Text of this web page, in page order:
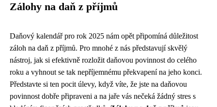
Zálohy na daň z příjmů
Daňový kalendář pro rok 2025 nám opět připomíná důležitost
záloh na daň z příjmů. Pro mnohé z nás představují skvělý
nástroj, jak si efektivně rozložit daňovou povinnost do celého
roku a vyhnout se tak nepříjemnému překvapení na jeho konci.
Představte si ten pocit úlevy, když víte, že jste na daňovou
povinnost dobře připraveni a na jaře vás nečeká žádný stres s